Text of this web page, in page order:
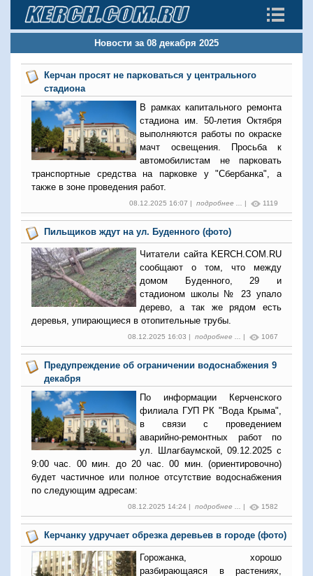
Новости за 08 декабря 2025
Керчан просят не парковаться у центрального
стадиона
В рамках капитального ремонта
стадиона им. 50-летия Октября
выполняются работы по окраске
мачт освещения. Просьба к
автомобилистам не парковать
транспортные средства на парковке у "Сбербанка", а
также в зоне проведения работ.
08.12.2025 16:07 | подробнее ... | 1119
Пильщиков ждут на ул. Буденного (фото)
Читатели сайта KERCH.COM.RU
сообщают о том, что между
домом Буденного, 29 и
стадионом школы № 23 упало
дерево, а так же рядом есть
деревья, упирающиеся в отопительные трубы.
08.12.2025 16:03 | подробнее ... | 1067
Предупреждение об ограничении водоснабжения 9
декабря
По информации Керченского
филиала ГУП РК "Вода Крыма",
в связи с проведением
аварийно-ремонтных работ по
ул. Шлагбаумской, 09.12.2025 с
9:00 час. 00 мин. до 20 час. 00 мин. (ориентировочно)
будет частичное или полное отсутствие водоснабжения
по следующим адресам:
08.12.2025 14:24 | подробнее ... | 1582
Керчанку удручает обрезка деревьев в городе (фото)
Горожанка, хорошо
разбирающаяся в растениях,